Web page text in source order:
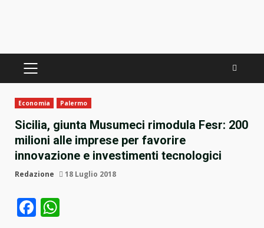
PRIMÄRES
MENÜ
Economia Palermo
Sicilia, giunta Musumeci rimodula Fesr: 200
milioni alle imprese per favorire
innovazione e investimenti tecnologici
Redazione 18 Luglio 2018
Facebook